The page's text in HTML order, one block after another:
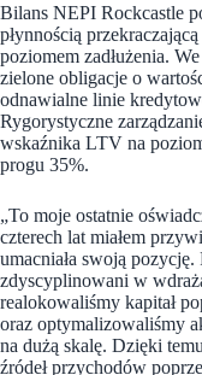
Bilans NEPI Rockcastle
płynnością
poziomem zadłużenia.
zielone obligacje o
odnawialne linie
Rygorystyczne
wskaźnika LTV na
progu 35%.
„To moje ostatnie
czterech lat miałem
umacniała swoją
zdyscyplinowani w
realokowaliśmy kapitał
oraz optymalizowaliśmy
na dużą skalę. Dzięki
źródeł przychodów